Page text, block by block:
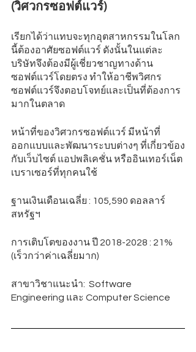
(วิศวกรซอฟต์แวร์)
เรียกได้ว่าแทบจะทุกอุตสาหกรรมในโลก
นี้ต้องอาศัยซอฟต์แวร์ ดังนั้นในแต่ละ
บริษัทจึงต้องมีผู้เชี่ยวชาญทางด้าน
ซอฟต์แวร์โดยตรง ทำให้อาชีพวิศกร
ซอฟต์แวร์จึงตอบโจทย์และเป็นที่ต้องการ
มากในตลาด
หน้าที่ของวิศวกรซอฟต์แวร์ มีหน้าที่
ออกแบบและพัฒนาระบบต่างๆ ที่เกี่ยวข้อง
กับเว็บไซต์ แอปพลิเคชั่น หรืออินเทอร์เน็ต
เบราเซอร์ที่ทุกคนใช้
ฐานเงินเดือนเฉลี่ย : 105,590 ดอลลาร์
สหรัฐฯ
การเติบโตของงาน ปี 2018-2028 : 21%
(เร็วกว่าค่าเฉลี่ยมาก)
สาขาวิชาแนะนำ:  Software
Engineering และ Computer Science